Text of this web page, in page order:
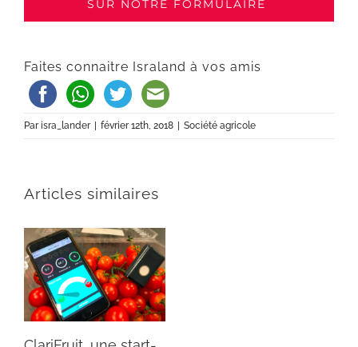
SUR NOTRE FORMULAIRE
Faites connaitre Israland à vos amis
Parisra_lander février 12th, 2018 Société agricole
Articles similaires